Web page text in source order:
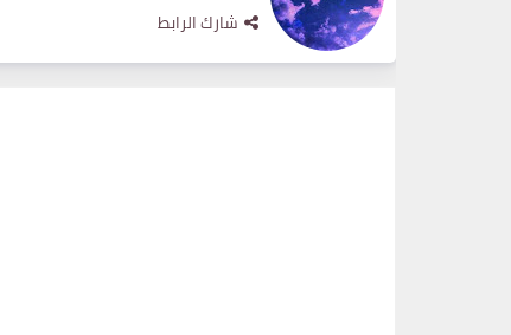
شارك الرابط